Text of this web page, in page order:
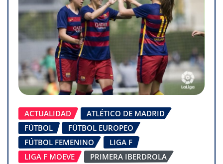
ACTUALIDAD
ATLÉTICO DE MADRID
FÚTBOL
FÚTBOL EUROPEO
FÚTBOL FEMENINO
LIGA F
LIGA F MOEVE
PRIMERA IBERDROLA